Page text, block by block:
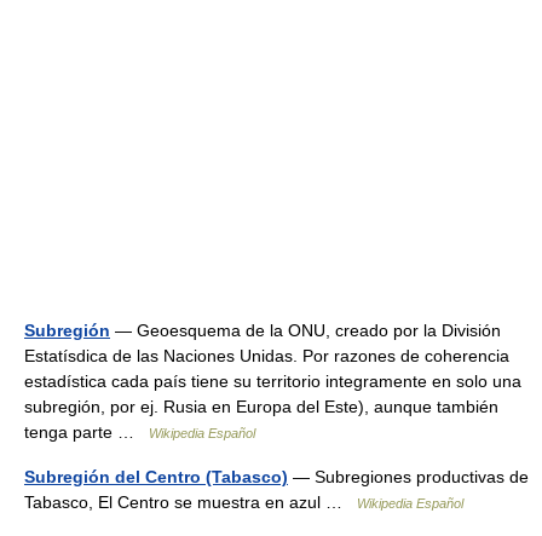
Subregión — Geoesquema de la ONU, creado por la División
Estatísdica de las Naciones Unidas. Por razones de coherencia
estadística cada país tiene su territorio integramente en solo una
subregión, por ej. Rusia en Europa del Este), aunque también
tenga parte …
Wikipedia Español
Subregión del Centro (Tabasco) — Subregiones productivas de
Tabasco, El Centro se muestra en azul …
Wikipedia Español